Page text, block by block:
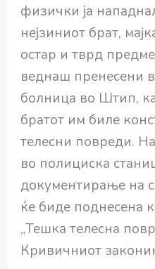
физички ја
нејзиниот брат,
остар и тврд
веднаш пренесени
болница во Штип,
братот им биле
телесни повреди.
во полициска
документирање на
ќе биде поднесена
„Тешка телесна
Кривичниот